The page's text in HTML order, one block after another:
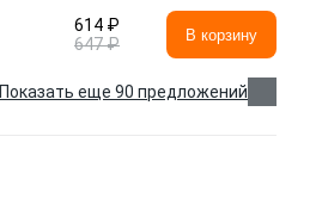
614 ₽
647 ₽
В корзину
Показать еще 90 предложений